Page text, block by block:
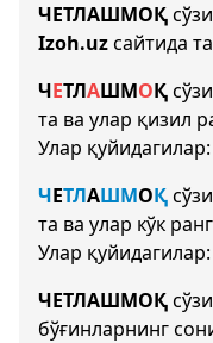
ЧЕТЛАШМОҚ
Izoh.uzсайтида
ЧЕТЛАШМОҚ
та ва улар қизил
Улар қуйидагилар:
ЧЕТЛАШМОҚ
та ва улар кўк
Улар қуйидагилар:
ЧЕТЛАШМОҚ
бўғинларнинг